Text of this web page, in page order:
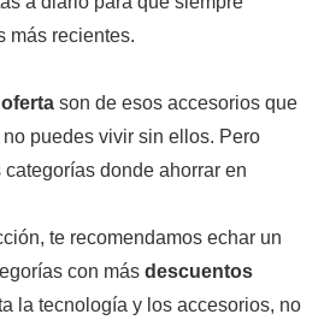
más recientes.
son de esos accesorios que
puedes vivir sin ellos. Pero
donde ahorrar en
te recomendamos echar un
con más descuentos
la tecnología y los accesorios, no